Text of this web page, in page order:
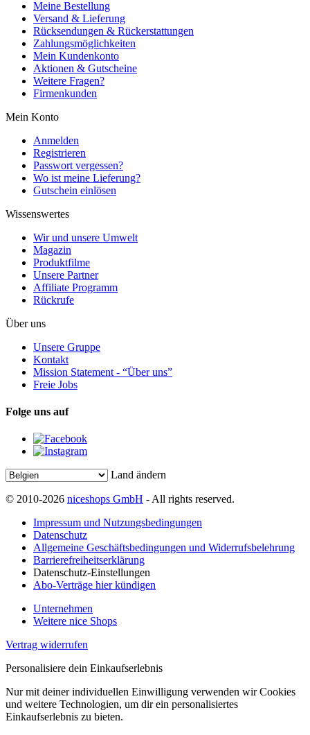
Meine Bestellung
Versand & Lieferung
Rücksendungen & Rückerstattungen
Zahlungsmöglichkeiten
Mein Kundenkonto
Aktionen & Gutscheine
Weitere Fragen?
Firmenkunden
Mein Konto
Anmelden
Registrieren
Passwort vergessen?
Wo ist meine Lieferung?
Gutschein einlösen
Wissenswertes
Wir und unsere Umwelt
Magazin
Produktfilme
Unsere Partner
Affiliate Programm
Rückrufe
Über uns
Unsere Gruppe
Kontakt
Mission Statement - “Über uns”
Freie Jobs
Folge uns auf
Land ändern
© 2010-2026 niceshops GmbH - All rights reserved.
Impressum und Nutzungsbedingungen
Datenschutz
Allgemeine Geschäftsbedingungen und Widerrufsbelehrung
Barrierefreiheitserklärung
Datenschutz-Einstellungen
Abo-Verträge hier kündigen
Unternehmen
Weitere nice Shops
Vertrag widerrufen
Personalisiere dein Einkaufserlebnis
Nur mit deiner individuellen Einwilligung verwenden wir Cookies
und weitere Technologien, um dir ein personalisiertes
Einkaufserlebnis zu bieten.